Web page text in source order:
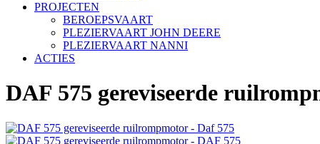
PROJECTEN
BEROEPSVAART
PLEZIERVAART JOHN DEERE
PLEZIERVAART NANNI
ACTIES
DAF 575 gereviseerde